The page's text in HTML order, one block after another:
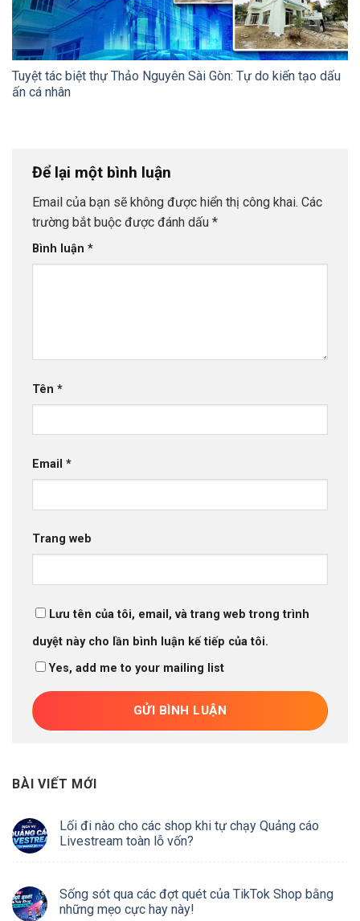
Tuyệt tác biệt thự Thảo Nguyên Sài Gòn: Tự do kiến tạo dấu
ấn cá nhân
Để lại một bình luận
Email của bạn sẽ không được hiển thị công khai. Các
trường bắt buộc được đánh dấu *
Bình luận *
Tên *
Email *
Trang web
Lưu tên của tôi, email, và trang web trong trình
duyệt này cho lần bình luận kế tiếp của tôi.
Yes, add me to your mailing list
BÀI VIẾT MỚI
Lối đi nào cho các shop khi tự chạy Quảng cáo
Livestream toàn lỗ vốn?
Sống sót qua các đợt quét của TikTok Shop bằng
những mẹo cực hay này!